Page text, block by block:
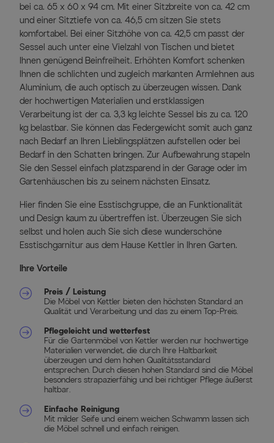
bei ca. 65 x 60 x 94 cm. Mit einer Sitzbreite von ca. 42 cm
und einer Sitztiefe von ca. 46,5 cm sitzen Sie stets
komfortabel. Bei einer Sitzhöhe von ca. 42,5 cm passt der
Sessel auch unter eine Vielzahl von Tischen und bietet
Ihnen genügend Beinfreiheit. Erhöhten Komfort schenken
Ihnen die schlichten und zugleich markanten Armlehnen aus
Aluminium, die auch optisch zu überzeugen wissen. Dank
der hochwertigen Materialien und erstklassigen
Verarbeitung ist der ca. 3,3 kg leichte Sessel bis zu ca. 120
kg belastbar. Sie können das Federgewicht somit auch ganz
nach Bedarf an Ihren Lieblingsplätzen aufstellen oder bei
Bedarf in den Schatten bringen. Zur Aufbewahrung stapeln
Sie den Sessel einfach platzsparend in der Garage oder im
Gartenhäuschen bis zu seinem nächsten Einsatz.
Hier finden Sie eine Esstischgruppe, die an Funktionalität
und Design kaum zu übertreffen ist. Überzeugen Sie sich
selbst und holen auch Sie sich diese wunderschöne
Esstischgarnitur aus dem Hause Kettler in Ihren Garten.
Ihre Vorteile
Preis / Leistung
Die Möbel von Kettler bieten den höchsten Standard an
Qualität und Verarbeitung und das zu einem Top-Preis.
Pflegeleicht und wetterfest
Für die Gartenmöbel von Kettler werden nur hochwertige
Materialien verwendet, die durch Ihre Haltbarkeit
überzeugen und dem hohen Qualitätsstandard
entsprechen. Durch diesen hohen Standard sind die Möbel
besonders strapazierfähig und bei richtiger Pflege äußerst
haltbar.
Einfache Reinigung
Mit milder Seife und einem weichen Schwamm lassen sich
die Möbel schnell und einfach reinigen.